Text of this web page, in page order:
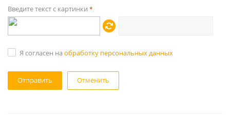
Введите текст с картинки *
Я согласен на обработку персональных данных
Отменить